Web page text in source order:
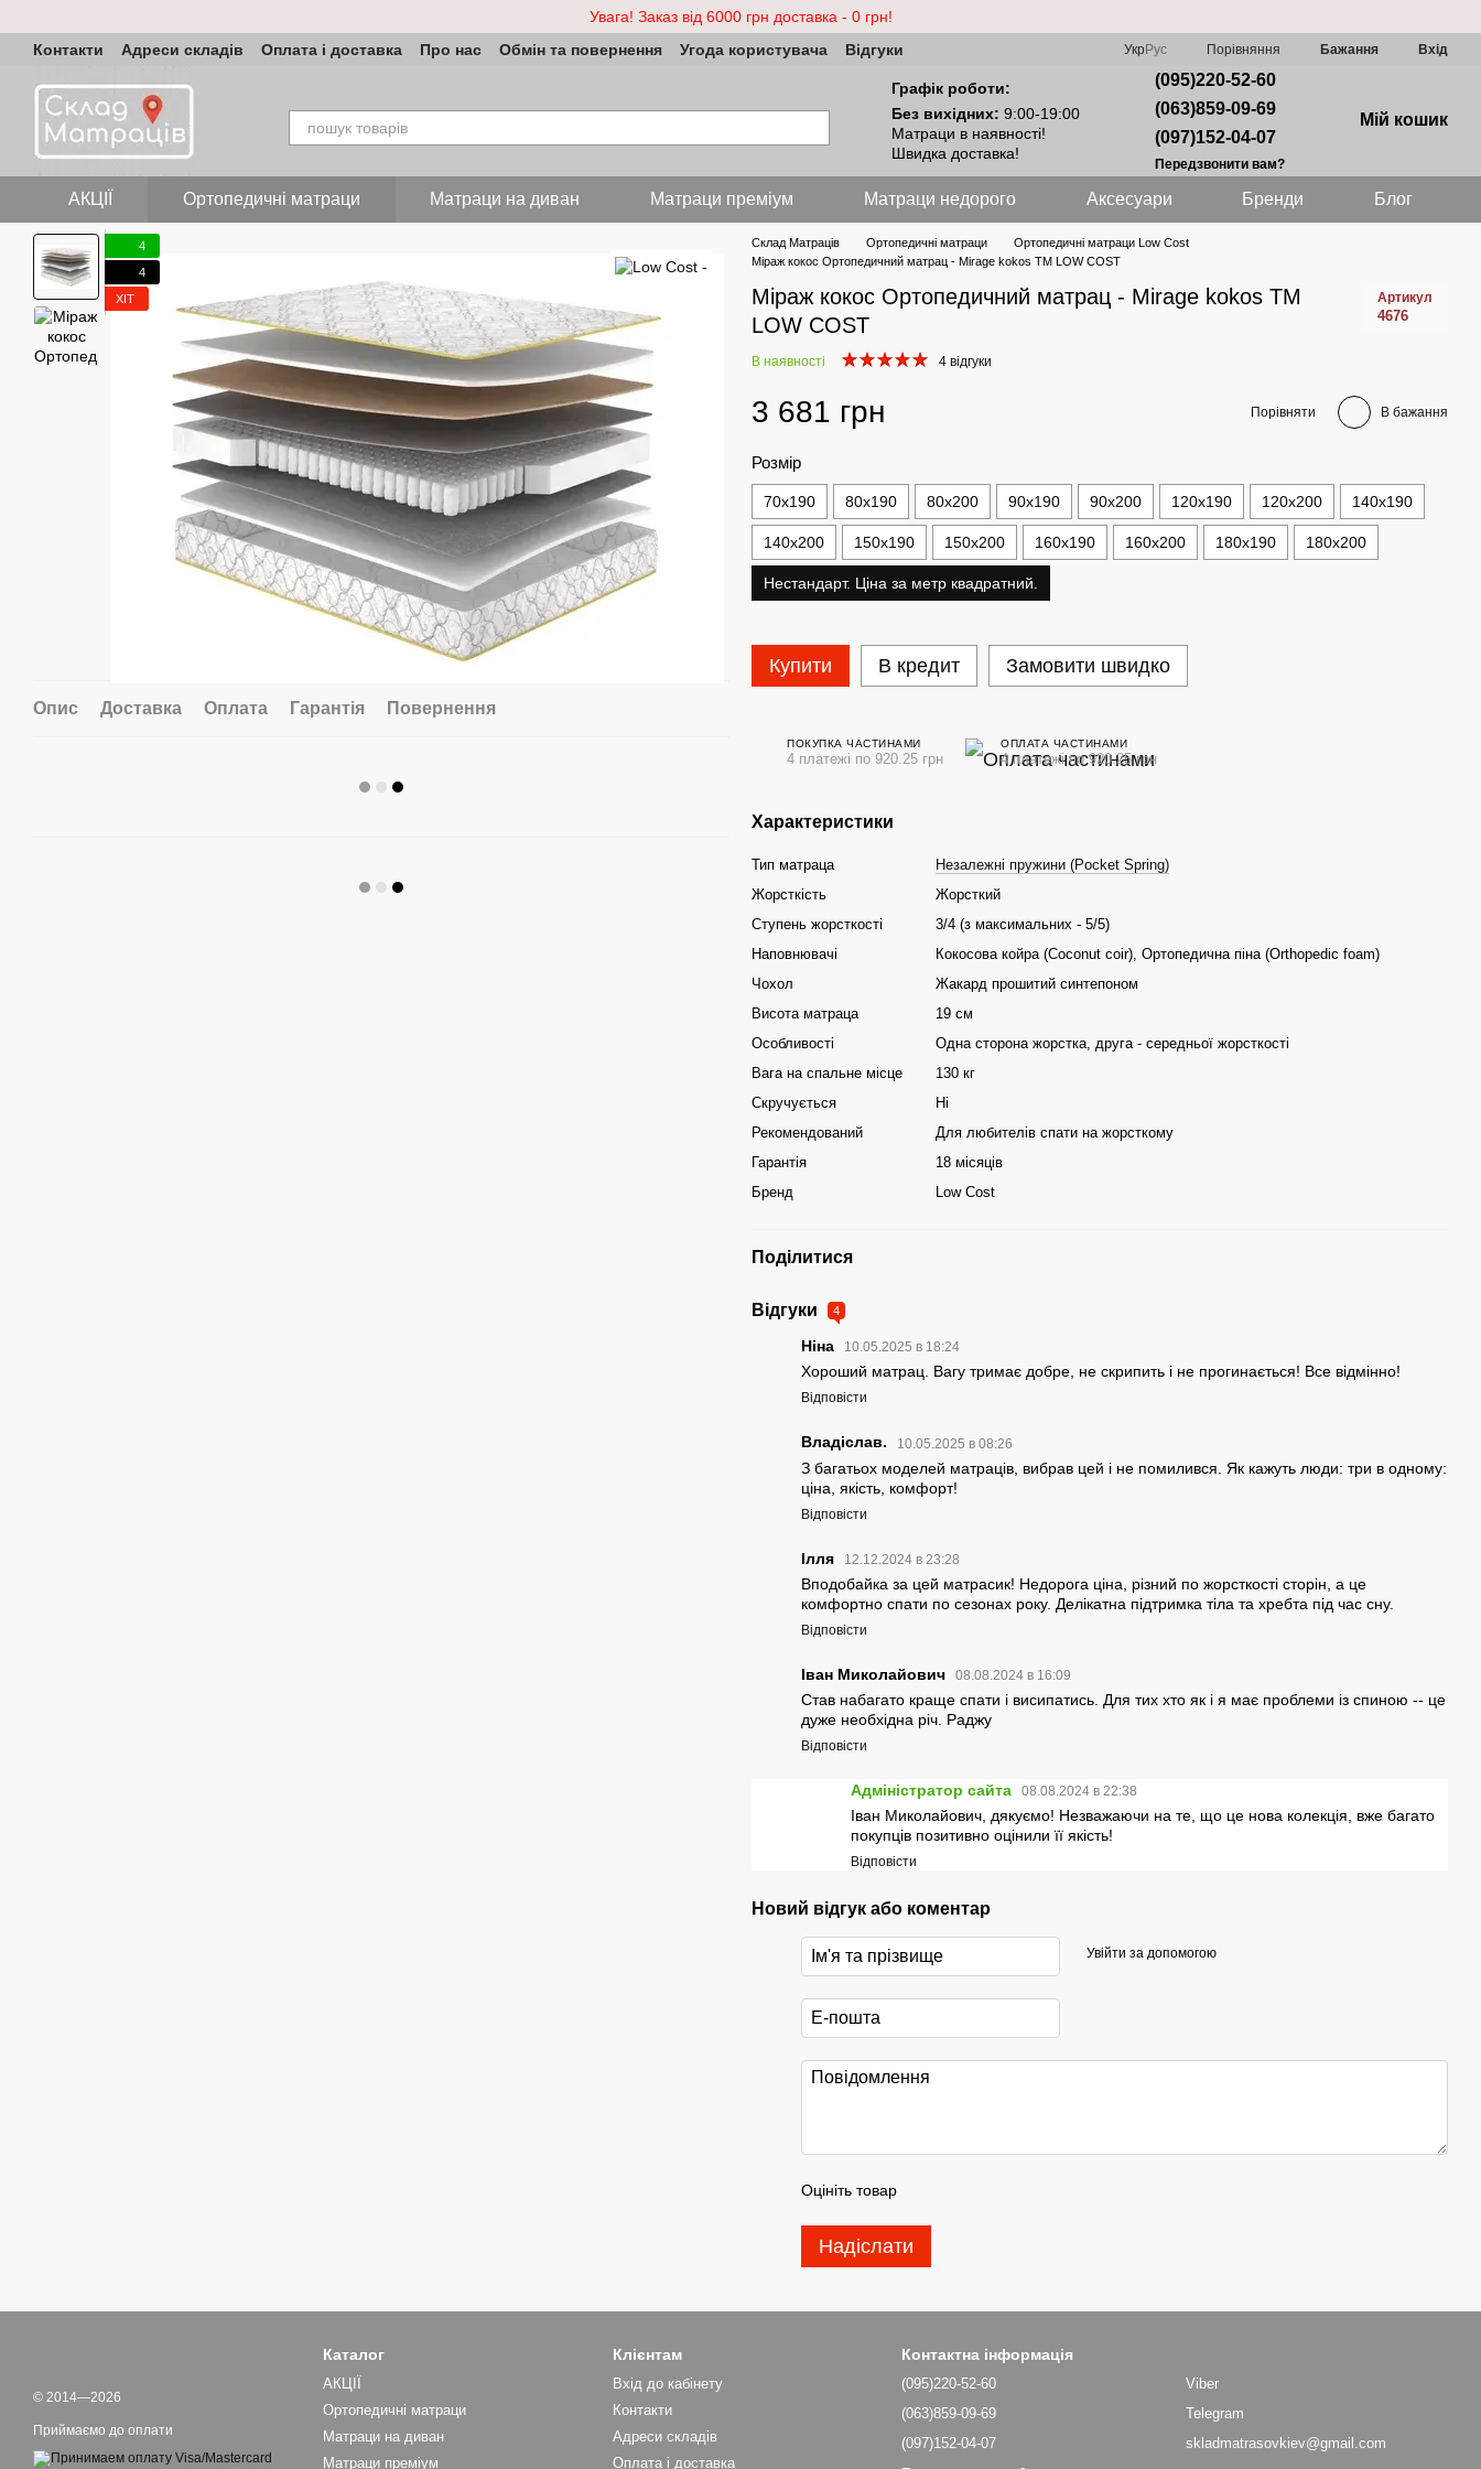
Увага! Заказ від 6000 грн доставка - 0 грн!
Контакти
Адреси складів Оплата і доставка Про нас Обмін та повернення Угода користувача Відгуки УкрРус Порівняння Бажання Вхід
Графік роботи:
Без вихідних: 9:00-19:00
Матраци в наявності!
Швидка доставка!
(095)220-52-60
(063)859-09-69
(097)152-04-07
Передзвонити вам?
Мій кошик
АКЦІЇ Ортопедичні матраци Матраци на диван Матраци преміум Матраци недорого Аксесуари Бренди Блог
4
4
ХІТ
Опис Доставка Оплата Гарантія Повернення
Склад Матраців Ортопедичні матраци
Ортопедичні матраци Low Cost
Міраж кокос Ортопедичний матрац - Mirage kokos ТМ LOW COST
Міраж кокос Ортопедичний матрац - Mirage kokos ТМ
LOW COST
Артикул
4676
В наявності 4 відгуки
3 681 грн Порівняти В бажання
Розмір
70x190 80х190 80х200 90х190 90х200 120х190 120х200 140х190
140х200 150х190 150х200 160х190 160х200 180х190 180х200
Нестандарт. Ціна за метр квадратний.
Купити В кредит Замовити швидко
ПОКУПКА ЧАСТИНАМИ
4 платежі по 920.25 грн
ОПЛАТА ЧАСТИНАМИ
4 платежі по 920.25 грн
Характеристики
Тип матраца
Незалежні пружини (Pocket Spring)
Жорсткість
Жорсткий
Ступень жорсткості
3/4 (з максимальних - 5/5)
Наповнювачі
Кокосова койра (Coconut coir), Ортопедична піна (Orthopedic foam)
Чохол
Жакард прошитий синтепоном
Висота матраца
19 см
Особливості
Одна сторона жорстка, друга - середньої жорсткості
Вага на спальне місце
130 кг
Скручується
Ні
Рекомендований
Для любителів спати на жорсткому
Гарантія
18 місяців
Бренд
Low Cost
Поділитися
Відгуки 4
Ніна 10.05.2025 в 18:24
Хороший матрац. Вагу тримає добре, не скрипить і не прогинається! Все відмінно!
Відповісти
Владіслав. 10.05.2025 в 08:26
З багатьох моделей матраців, вибрав цей і не помилився. Як кажуть люди: три в одному:
ціна, якість, комфорт!
Відповісти
Ілля 12.12.2024 в 23:28
Вподобайка за цей матрасик! Недорога ціна, різний по жорсткості сторін, а це
комфортно спати по сезонах року. Делікатна підтримка тіла та хребта під час сну.
Відповісти
Іван Миколайович 08.08.2024 в 16:09
Став набагато краще спати і висипатись. Для тих хто як і я має проблеми із спиною -- це
дуже необхідна річ. Раджу
Відповісти
Адміністратор сайта 08.08.2024 в 22:38
Іван Миколайович, дякуємо! Незважаючи на те, що це нова колекція, вже багато
покупців позитивно оцінили її якість!
Відповісти
Новий відгук або коментар
Увійти за допомогою
Оцініть товар
Надіслати
© 2014—2026
Приймаємо до оплати
Каталог
АКЦІЇ
Ортопедичні матраци
Матраци на диван
Матраци преміум
Клієнтам
Вхід до кабінету
Контакти
Адреси складів
Оплата і доставка
Контактна інформація
(095)220-52-60
(063)859-09-69
(097)152-04-07
Viber
Telegram
skladmatrasovkiev@gmail.com